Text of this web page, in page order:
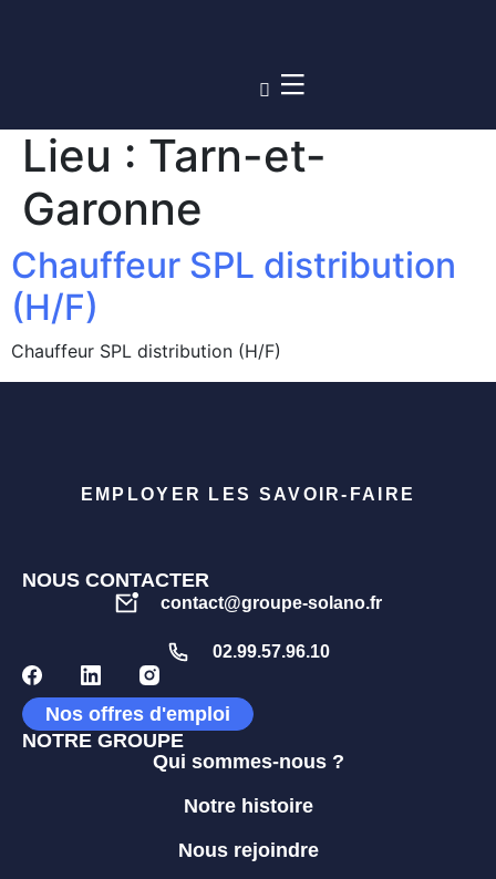
Lieu : Tarn-et-
Garonne
Chauffeur SPL distribution
(H/F)
Chauffeur SPL distribution (H/F)
EMPLOYER LES SAVOIR-FAIRE
NOUS CONTACTER
contact@groupe-solano.fr
02.99.57.96.10
Nos offres d'emploi
NOTRE GROUPE
Qui sommes-nous ?
Notre histoire
Nous rejoindre